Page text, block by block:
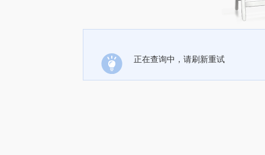
正在查询中，请刷新重试